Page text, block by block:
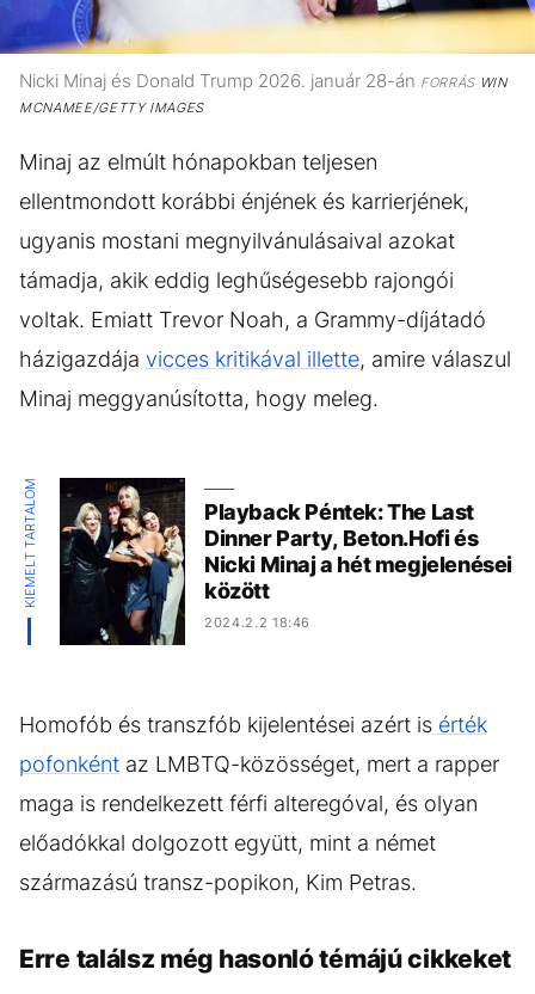
Nicki Minaj és Donald Trump 2026. január 28-án FORRÁSWIN
MCNAMEE/GETTY IMAGES
Minaj az elmúlt hónapokban teljesen
ellentmondott korábbi énjének és karrierjének,
ugyanis mostani megnyilvánulásaival azokat
támadja, akik eddig leghűségesebb rajongói
voltak. Emiatt Trevor Noah, a Grammy-díjátadó
házigazdája vicces kritikával illette, amire válaszul
Minaj meggyanúsította, hogy meleg.
KIEMELT TARTALOM
Playback Péntek: The Last
Dinner Party, Beton.Hofi és
Nicki Minaj a hét megjelenései
között
2024.2.2 18:46
Homofób és transzfób kijelentései azért is érték
pofonként az LMBTQ-közösséget, mert a rapper
maga is rendelkezett férfi alteregóval, és olyan
előadókkal dolgozott együtt, mint a német
származású transz-popikon, Kim Petras.
Erre találsz még hasonló témájú cikkeket